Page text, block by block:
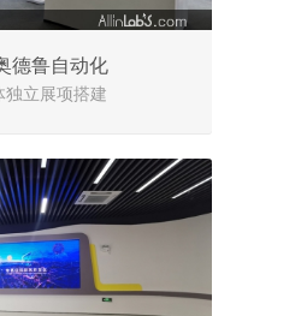
德鲁自动化
独立展项搭建